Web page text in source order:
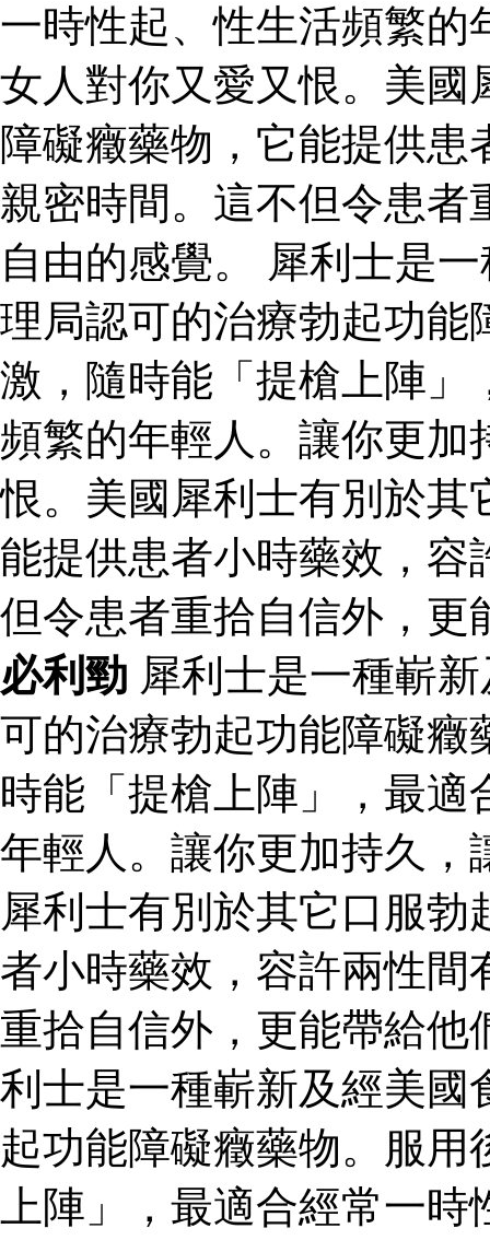
一時性起、性生活頻繁的
女人對你又愛又恨。美國
障礙癥藥物，它能提供
親密時間。這不但令患
自由的感覺。 犀利士是
理局認可的治療勃起功能
激，隨時能「提槍上陣」
頻繁的年輕人。讓你更加
恨。美國犀利士有別於其
能提供患者小時藥效，容
但令患者重拾自信外，更
必利勁 犀利士是一種嶄
可的治療勃起功能障礙癥
時能「提槍上陣」，最
年輕人。讓你更加持久，
犀利士有別於其它口服
者小時藥效，容許兩性間
重拾自信外，更能帶給
利士是一種嶄新及經美國
起功能障礙癥藥物。服
上陣」，最適合經常一